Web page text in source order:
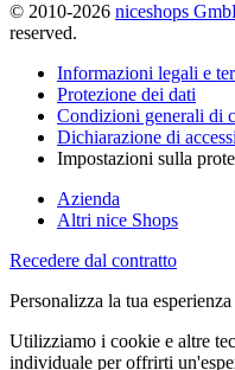
© 2010-2026 niceshops
reserved.
Informazioni legali e
Protezione dei dati
Condizioni generali di
Dichiarazione di
Impostazioni sulla
Azienda
Altri nice Shops
Recedere dal contratto
Personalizza la tua
Utilizziamo i cookie e altre
individuale per offrirti